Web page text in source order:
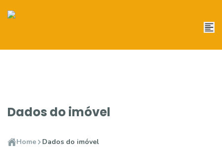
Dados do imóvel
Home Dados do imóvel